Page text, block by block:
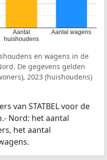
Aantal
huishoudens
Aantal wagens
en wagens in de
De gegevens gelden
2023 (huishoudens)
van STATBEL voor de
Nord: het aantal
het aantal